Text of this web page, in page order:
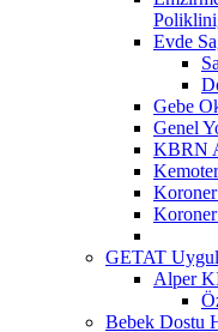
Evde
Gebe
Genel
KBRN
GETAT
Alper
Bebek Dostu